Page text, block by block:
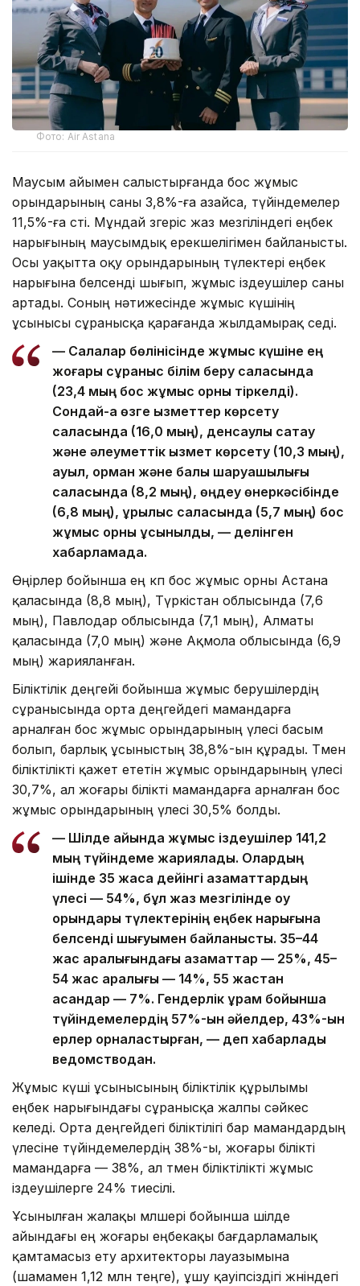
Фото: Air Astana
Маусым айымен салыстырғанда бос жұмыс
орындарының саны 3,8%-ға азайса, түйіндемелер
11,5%-ға өсті. Мұндай өзгеріс жаз мезгіліндегі еңбек
нарығының маусымдық ерекшелігімен байланысты.
Осы уақытта оқу орындарының түлектері еңбек
нарығына белсенді шығып, жұмыс іздеушілер саны
артады. Соның нәтижесінде жұмыс күшінің
ұсынысы сұранысқа қарағанда жылдамырақ өседі.
— Салалар бөлінісінде жұмыс күшіне ең
жоғары сұраныс білім беру саласында
(23,4 мың бос жұмыс орны тіркелді).
Сондай-ақ өзге қызметтер көрсету
саласында (16,0 мың), денсаулық сақтау
және әлеуметтік қызмет көрсету (10,3 мың),
ауыл, орман және балық шаруашылығы
саласында (8,2 мың), өңдеу өнеркәсібінде
(6,8 мың), құрылыс саласында (5,7 мың) бос
жұмыс орны ұсынылды, — делінген
хабарламада.
Өңірлер бойынша ең көп бос жұмыс орны Астана
қаласында (8,8 мың), Түркістан облысында (7,6
мың), Павлодар облысында (7,1 мың), Алматы
қаласында (7,0 мың) және Ақмола облысында (6,9
мың) жарияланған.
Біліктілік деңгейі бойынша жұмыс берушілердің
сұранысында орта деңгейдегі мамандарға
арналған бос жұмыс орындарының үлесі басым
болып, барлық ұсыныстың 38,8%-ын құрады. Төмен
біліктілікті қажет ететін жұмыс орындарының үлесі
30,7%, ал жоғары білікті мамандарға арналған бос
жұмыс орындарының үлесі 30,5% болды.
— Шілде айында жұмыс іздеушілер 141,2
мың түйіндеме жариялады. Олардың
ішінде 35 жасқа дейінгі азаматтардың
үлесі — 54%, бұл жаз мезгілінде оқу
орындары түлектерінің еңбек нарығына
белсенді шығуымен байланысты. 35–44
жас аралығындағы азаматтар — 25%, 45–
54 жас аралығы — 14%, 55 жастан
асқандар — 7%. Гендерлік құрам бойынша
түйіндемелердің 57%-ын әйелдер, 43%-ын
ерлер орналастырған, — деп хабарлады
ведомстводан.
Жұмыс күші ұсынысының біліктілік құрылымы
еңбек нарығындағы сұранысқа жалпы сәйкес
келеді. Орта деңгейдегі біліктілігі бар мамандардың
үлесіне түйіндемелердің 38%-ы, жоғары білікті
мамандарға — 38%, ал төмен біліктілікті жұмыс
іздеушілерге 24% тиесілі.
Ұсынылған жалақы мөлшері бойынша шілде
айындағы ең жоғары еңбекақы бағдарламалық
қамтамасыз ету архитекторы лауазымына
(шамамен 1,12 млн теңге), ұшу қауіпсіздігі жөніндегі